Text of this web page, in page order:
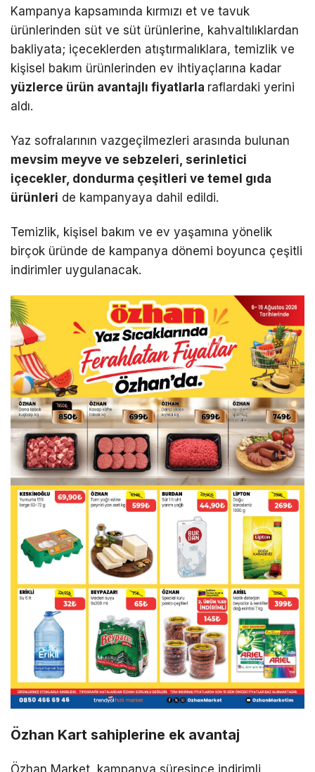
Kampanya kapsamında kırmızı et ve tavuk
ürünlerinden süt ve süt ürünlerine, kahvaltılıklardan
bakliyata; içeceklerden atıştırmalıklara, temizlik ve
kişisel bakım ürünlerinden ev ihtiyaçlarına kadar
yüzlerce ürün avantajlı fiyatlarla raflardaki yerini
aldı.
Yaz sofralarının vazgeçilmezleri arasında bulunan
mevsim meyve ve sebzeleri, serinletici
içecekler, dondurma çeşitleri ve temel gıda
ürünleri de kampanyaya dahil edildi.
Temizlik, kişisel bakım ve ev yaşamına yönelik
birçok üründe de kampanya dönemi boyunca çeşitli
indirimler uygulanacak.
Özhan Kart sahiplerine ek avantaj